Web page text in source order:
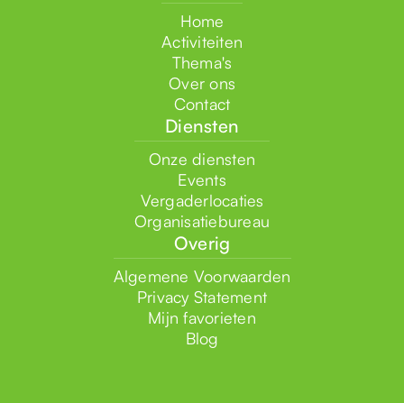
Home
Activiteiten
Thema's
Over ons
Contact
Diensten
Onze diensten
Events
Vergaderlocaties
Organisatiebureau
Overig
Algemene Voorwaarden
Privacy Statement
Mijn favorieten
Blog